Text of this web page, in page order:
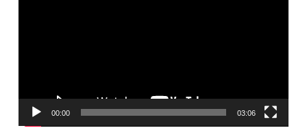
00:00 03:06